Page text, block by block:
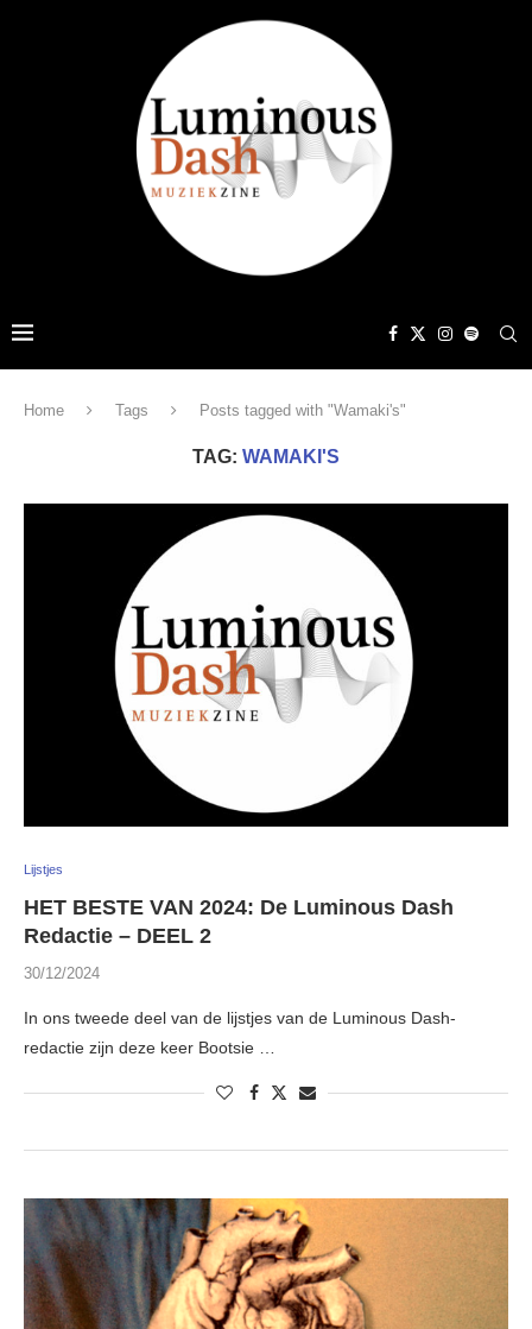
Home Tags Posts tagged with "Wamaki's"
TAG: WAMAKI'S
Lijstjes
HET BESTE VAN 2024: De Luminous Dash
Redactie – DEEL 2
30/12/2024
In ons tweede deel van de lijstjes van de Luminous Dash-
redactie zijn deze keer Bootsie …